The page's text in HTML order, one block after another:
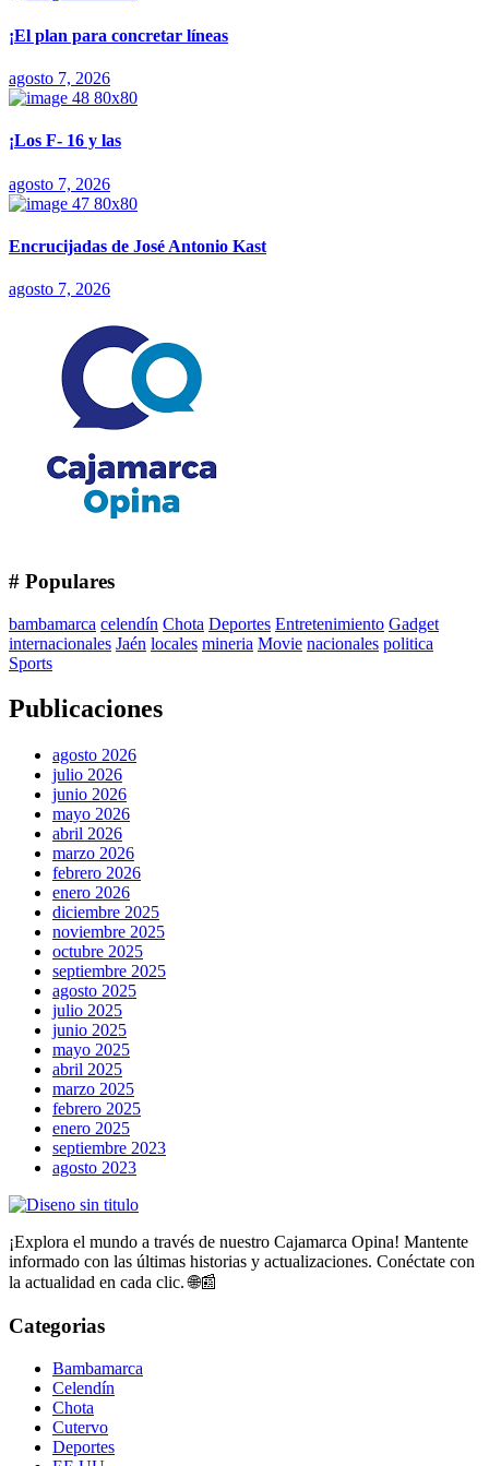
¡El plan para concretar líneas
agosto 7, 2026
¡Los F- 16 y las
agosto 7, 2026
Encrucijadas de José Antonio Kast
agosto 7, 2026
# Populares
bambamarca celendín Chota Deportes Entretenimiento Gadget
internacionales Jaén locales mineria Movie nacionales politica
Sports
Publicaciones
agosto 2026
julio 2026
junio 2026
mayo 2026
abril 2026
marzo 2026
febrero 2026
enero 2026
diciembre 2025
noviembre 2025
octubre 2025
septiembre 2025
agosto 2025
julio 2025
junio 2025
mayo 2025
abril 2025
marzo 2025
febrero 2025
enero 2025
septiembre 2023
agosto 2023
¡Explora el mundo a través de nuestro Cajamarca Opina! Mantente
informado con las últimas historias y actualizaciones. Conéctate con
la actualidad en cada clic. 🌐📰
Categorias
Bambamarca
Celendín
Chota
Cutervo
Deportes